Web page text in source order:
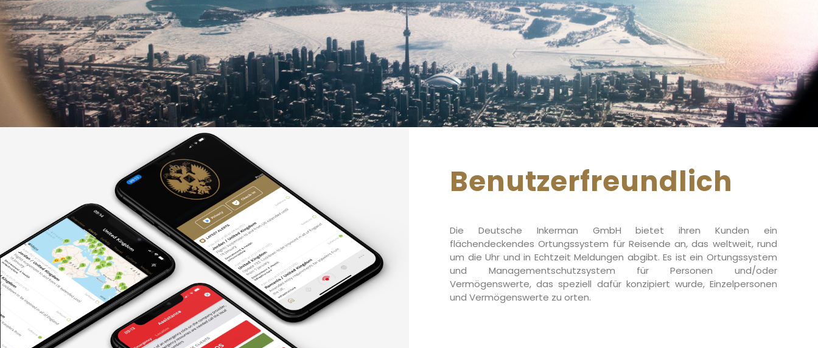
Benutzerfreundlich
Die Deutsche Inkerman GmbH bietet ihren Kunden ein
flächendeckendes Ortungssystem für Reisende an, das weltweit, rund
um die Uhr und in Echtzeit Meldungen abgibt. Es ist ein Ortungssystem
und Managementschutzsystem für Personen und/oder
Vermögenswerte, das speziell dafür konzipiert wurde, Einzelpersonen
und Vermögenswerte zu orten.